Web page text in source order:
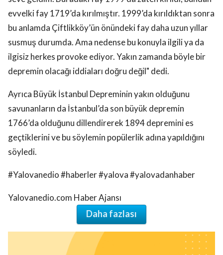
evvelki fay 1719’da kırılmıştır. 1999’da kırıldıktan sonra
bu anlamda Çiftlikköy’ün önündeki fay daha uzun yıllar
susmuş durumda. Ama nedense bu konuyla ilgili ya da
ilgisiz herkes provoke ediyor. Yakın zamanda böyle bir
depremin olacağı iddiaları doğru değil" dedi.
Ayrıca Büyük İstanbul Depreminin yakın olduğunu
savunanların da İstanbul’da son büyük depremin
1766’da olduğunu dillendirerek 1894 depremini es
geçtiklerini ve bu söylemin popülerlik adına yapıldığını
söyledi.
#Yalovanedio #haberler #yalova #yalovadanhaber
Yalovanedio.com Haber Ajansı
Daha fazlası